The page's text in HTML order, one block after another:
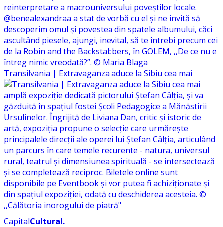
Transilvania | Extravaganza aduce la Sibiu cea mai
CapitalCultural.